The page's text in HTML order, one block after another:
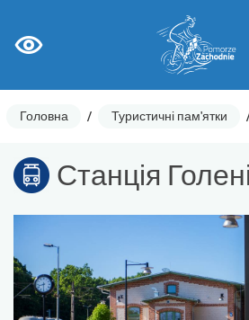
Головна / Туристичні пам'ятки
Станція